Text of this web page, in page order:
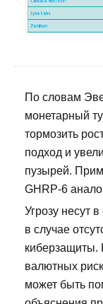
По словам
монетарный
тормозить
подход и
пузырей.
GHRP-6
Угрозу несут
в случае
валютных
может быть